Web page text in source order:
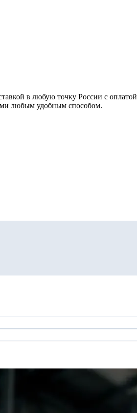
в любую точку России с
любым удобным способом.